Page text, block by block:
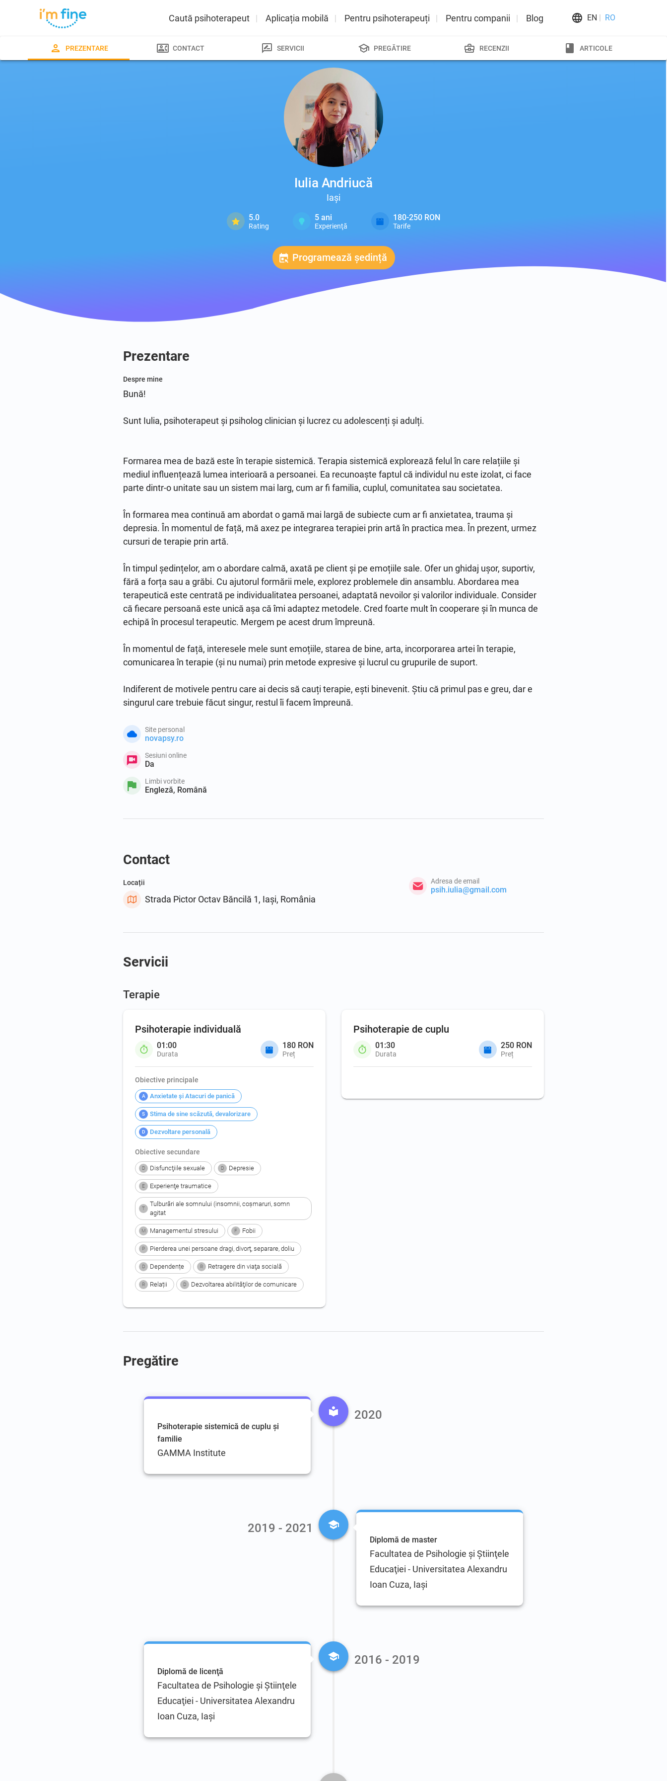
Caută psihoterapeut Aplicația mobilă Pentru psihoterapeuți Pentru companii Blog EN RO
Iulia Andriucă
Iași
5.0
Rating
5 ani
Experienţă
180-250 RON
Tarife
Programează ședință
PREZENTARE CONTACT SERVICII PREGĂTIRE RECENZII ARTICOLE
Prezentare
Despre mine
Bună!
Sunt Iulia, psihoterapeut și psiholog clinician și lucrez cu adolescenți și adulți.
Formarea mea de bază este în terapie sistemică. Terapia sistemică explorează felul în care relațiile și
mediul influențează lumea interioară a persoanei. Ea recunoaște faptul că individul nu este izolat, ci face
parte dintr-o unitate sau un sistem mai larg, cum ar fi familia, cuplul, comunitatea sau societatea.
În formarea mea continuă am abordat o gamă mai largă de subiecte cum ar fi anxietatea, trauma și
depresia. În momentul de față, mă axez pe integrarea terapiei prin artă în practica mea. În prezent, urmez
cursuri de terapie prin artă.
În timpul ședințelor, am o abordare calmă, axată pe client și pe emoțiile sale. Ofer un ghidaj ușor, suportiv,
fără a forța sau a grăbi. Cu ajutorul formării mele, explorez problemele din ansamblu. Abordarea mea
terapeutică este centrată pe individualitatea persoanei, adaptată nevoilor și valorilor individuale. Consider
că fiecare persoană este unică așa că îmi adaptez metodele. Cred foarte mult în cooperare și în munca de
echipă în procesul terapeutic. Mergem pe acest drum împreună.
În momentul de față, interesele mele sunt emoțiile, starea de bine, arta, incorporarea artei în terapie,
comunicarea în terapie (și nu numai) prin metode expresive și lucrul cu grupurile de suport.
Indiferent de motivele pentru care ai decis să cauți terapie, ești binevenit. Știu că primul pas e greu, dar e
singurul care trebuie făcut singur, restul îi facem împreună.
novapsy.ro
Site personal
Da
Sesiuni online
Engleză, Română
Limbi vorbite
Contact
Locații
Strada Pictor Octav Băncilă 1, Iași, România
psih.iulia@gmail.com
Adresa de email
Servicii
Terapie
Psihoterapie individuală
01:00
Durata
180 RON
Preț
Obiective principale
A Anxietate şi Atacuri de panică
S Stima de sine scăzută, devalorizare
D Dezvoltare personală
Obiective secundare
D Disfuncţiile sexuale D Depresie
E Experienţe traumatice
T
Tulburări ale somnului (insomnii, coşmaruri, somn
agitat
M Managementul stresului F Fobii
P Pierderea unei persoane dragi, divorţ, separare, doliu
D Dependențe R Retragere din viaţa socială
R Relații D Dezvoltarea abilităţilor de comunicare
Psihoterapie de cuplu
01:30
Durata
250 RON
Preț
Pregătire
Psihoterapie sistemică de cuplu și
familie
GAMMA Institute
2020
Diplomă de master
Facultatea de Psihologie şi Ştiinţele
Educaţiei - Universitatea Alexandru
Ioan Cuza, Iaşi
2019 - 2021
Diplomă de licenţă
Facultatea de Psihologie şi Ştiinţele
Educaţiei - Universitatea Alexandru
Ioan Cuza, Iaşi
2016 - 2019